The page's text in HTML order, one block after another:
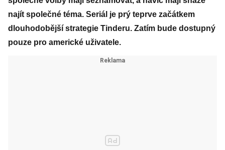
najít společné téma. Seriál je prý teprve začátkem
dlouhodobější strategie Tinderu. Zatím bude dostupný
pouze pro americké uživatele.